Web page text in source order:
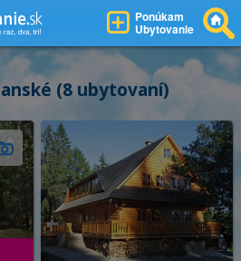
Ponúkam
Ubytovanie
(8 ubytovaní)